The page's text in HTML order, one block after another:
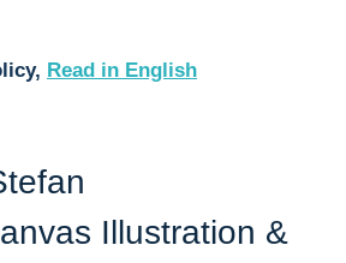
Read in English
Illustration &